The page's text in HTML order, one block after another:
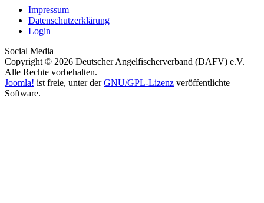
Impressum
Datenschutzerklärung
Login
Social Media
Copyright © 2026 Deutscher Angelfischerverband (DAFV) e.V.
Alle Rechte vorbehalten.
Joomla! ist freie, unter derGNU/GPL-Lizenz veröffentlichte
Software.